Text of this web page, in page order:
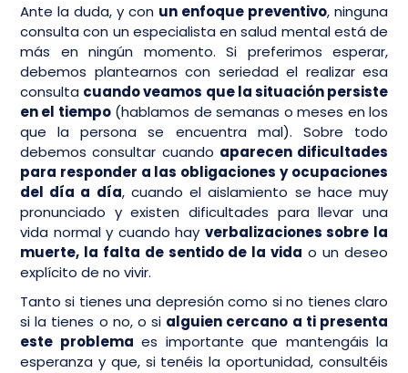
Ante la duda, y con un enfoque preventivo, ninguna
consulta con un especialista en salud mental está de
más en ningún momento. Si preferimos esperar,
debemos plantearnos con seriedad el realizar esa
consulta cuando veamos que la situación persiste
en el tiempo(hablamos de semanas o meses en los
que la persona se encuentra mal). Sobre todo
debemos consultar cuando aparecen dificultades
para responder a las obligaciones y ocupaciones
del día a día, cuando el aislamiento se hace muy
pronunciado y existen dificultades para llevar una
vida normal y cuando hay verbalizaciones sobre la
muerte, la falta de sentido de la vida o un deseo
explícito de no vivir.
Tanto si tienes una depresión como si no tienes claro
si la tienes o no, o si alguien cercano a ti presenta
este problema es importante que mantengáis la
esperanza y que, si tenéis la oportunidad, consultéis